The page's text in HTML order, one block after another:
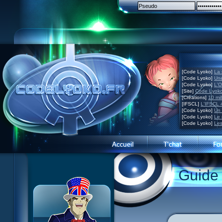
[Code Lyoko] La
[Code Lyoko]
[Code Lyoko]
[Site] Code
[Créations] 10
[IFSCL] L'IFSCL
[Code Lyoko] Un
[Code Lyoko] Le
[Code Lyoko]
6 Cruel dilemme
7 Problème d'image
10 Créature de rêve
11 Enragés